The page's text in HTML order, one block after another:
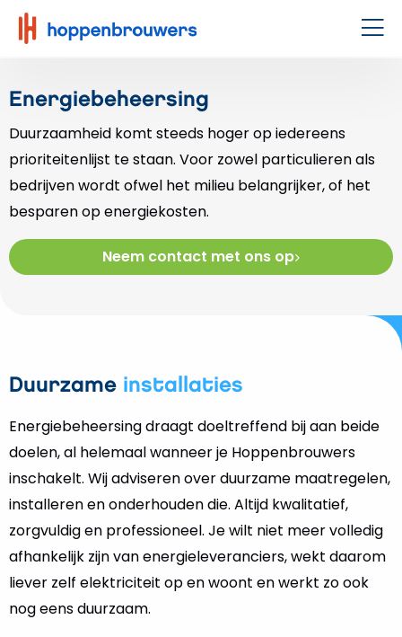
Hoppenbrouwers
|
techniek
leeft
Energiebeheersing
Duurzaamheid komt steeds hoger op iedereens
prioriteitenlijst te staan. Voor zowel particulieren als
bedrijven wordt ofwel het milieu belangrijker, of het
besparen op energiekosten.
Neem contact met ons op
Duurzame installaties
Energiebeheersing draagt doeltreffend bij aan beide
doelen, al helemaal wanneer je Hoppenbrouwers
inschakelt. Wij adviseren over duurzame maatregelen,
installeren en onderhouden die. Altijd kwalitatief,
zorgvuldig en professioneel. Je wilt niet meer volledig
afhankelijk zijn van energieleveranciers, wekt daarom
liever zelf elektriciteit op en woont en werkt zo ook
nog eens duurzaam.